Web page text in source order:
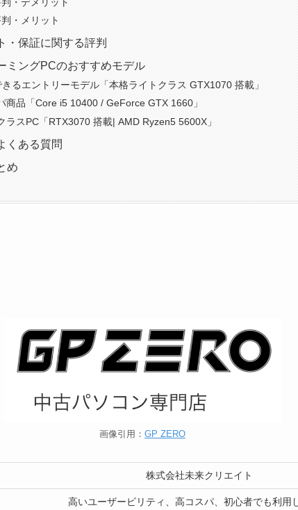
・メリット
・保証に関する評判
ミングPCのおすすめモデル
るエントリーモデル「本格ライトクラス GTX1070 搭載」
商品「Core i5 10400 / GeForce GTX 1660」
ラスPC「RTX3070 搭載| AMD Ryzen5 5600X」
くある質問
め
画像引用： GP ZERO
株式会社未来クリエイト
高いユーザービリティ、高コスパ、初心者でも利用